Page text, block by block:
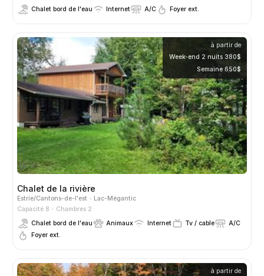
Chalet bord de l'eau Internet A/C Foyer ext.
à partir de
Week-end 2 nuits 380$
Semaine 650$
Chalet de la rivière
Estrie/Cantons-de-l'est
Lac-Mégantic
Capacité 8
Chambres 2
Chalet bord de l'eau
Animaux Internet Tv / cable
A/C
Foyer ext.
à partir de